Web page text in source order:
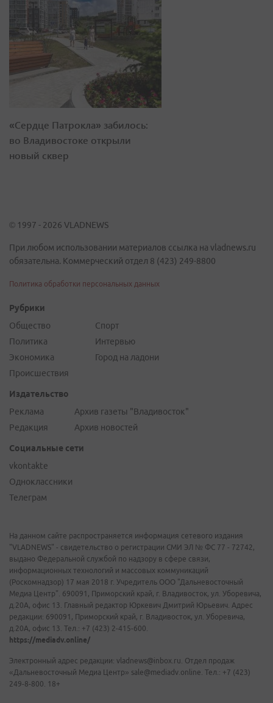
«Сердце Патрокла» забилось:
во Владивостоке открыли
новый сквер
© 1997 - 2026 VLADNEWS
При любом использовании материалов ссылка на vladnews.ru
обязательна. Коммерческий отдел 8 (423) 249-8800
Политика обработки персональных данных
Рубрики
Общество
Политика
Экономика
Происшествия
Спорт
Интервью
Город на ладони
Издательство
Реклама
Редакция
Архив газеты "Владивосток"
Архив новостей
Социальные сети
vkontakte
Одноклассники
Телеграм
На данном сайте распространяется информация сетевого издания
"VLADNEWS" - свидетельство о регистрации СМИ ЭЛ № ФС 77 - 72742,
выдано Федеральной службой по надзору в сфере связи,
информационных технологий и массовых коммуникаций
(Роскомнадзор) 17 мая 2018 г. Учредитель ООО "Дальневосточный
Медиа Центр". 690091, Приморский край, г. Владивосток, ул. Уборевича,
д.20А, офис 13. Главный редактор Юркевич Дмитрий Юрьевич. Адрес
редакции: 690091, Приморский край, г. Владивосток, ул. Уборевича,
д.20А, офис 13. Тел.: +7 (423) 2-415-600.
https://mediadv.online/
Электронный адрес редакции: vladnews@inbox.ru. Отдел продаж
«Дальневосточный Медиа Центр» sale@mediadv.online. Тел.: +7 (423)
249-8-800. 18+